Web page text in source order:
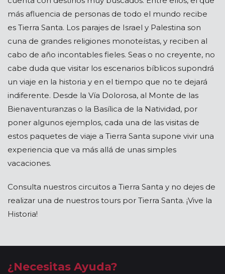
más afluencia de personas de todo el mundo recibe
es Tierra Santa. Los parajes de Israel y Palestina son
cuna de grandes religiones monoteístas, y reciben al
cabo de año incontables fieles. Seas o no creyente, no
cabe duda que visitar los escenarios bíblicos supondrá
un viaje en la historia y en el tiempo que no te dejará
indiferente. Desde la Vía Dolorosa, al Monte de las
Bienaventuranzas o la Basílica de la Natividad, por
poner algunos ejemplos, cada una de las visitas de
estos paquetes de viaje a Tierra Santa supone vivir una
experiencia que va más allá de unas simples
vacaciones.
Consulta nuestros circuitos a Tierra Santa y no dejes de
realizar una de nuestros tours por Tierra Santa. ¡Vive la
Historia!
¿Necesitas Ayuda?